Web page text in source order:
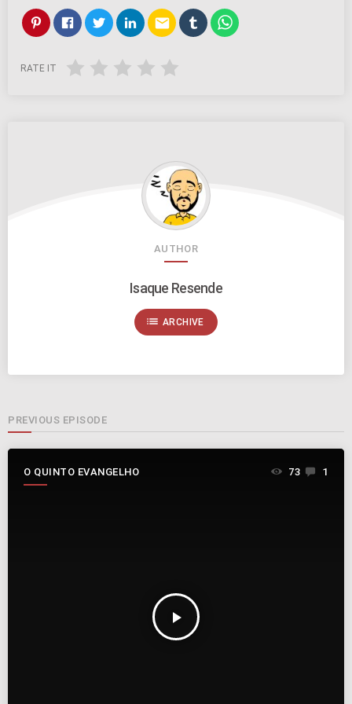
email
RATE IT
AUTHOR
Isaque Resende
list ARCHIVE
PREVIOUS EPISODE
O QUINTO EVANGELHO
play_arrow
73 1